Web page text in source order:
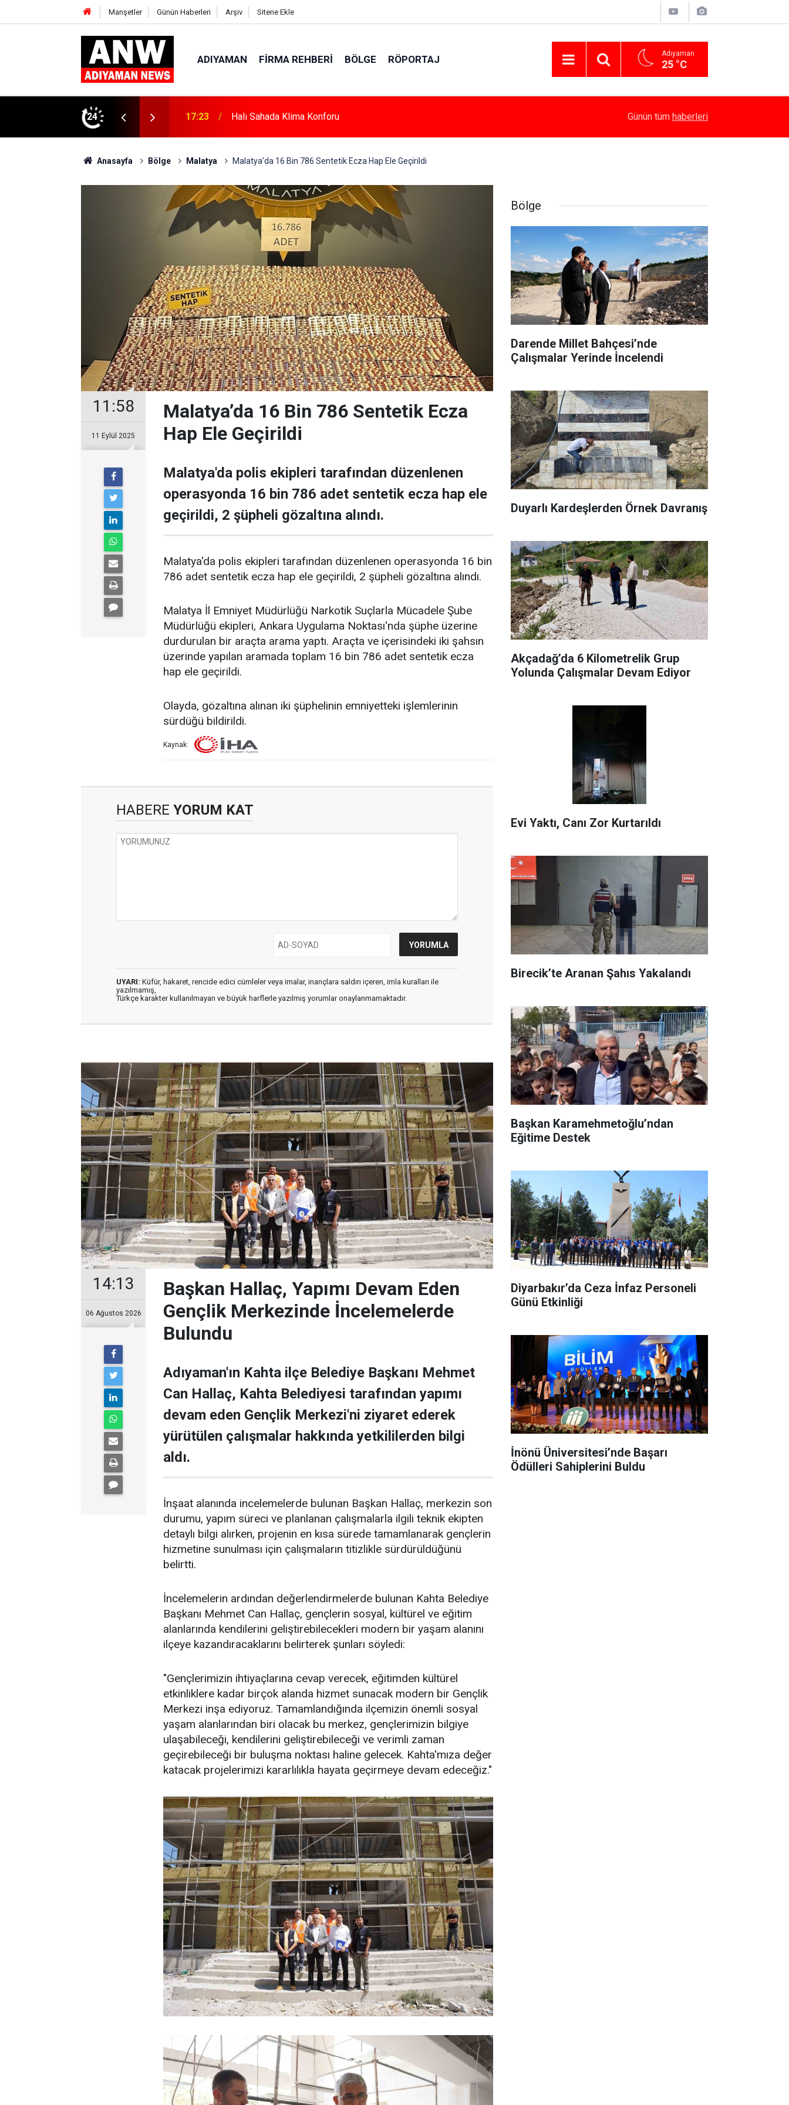
Manşetler Günün Haberleri Arşiv Sitene Ekle
ADIYAMAN FIRMA REHBERI BÖLGE RÖPORTAJ Adıyaman
25 °C
24 17:18 Depremde Azalan Derslik Sayısı Yeni Okullarla Arttı Kaymakam Algın, Kamu Yatırımlarını İnceledi
Günün tüm haberleri
Anasayfa Bölge Malatya Malatya’da 16 Bin 786 Sentetik Ecza Hap Ele Geçirildi
11:58
11 Eylül 2025
Malatya’da 16 Bin 786 Sentetik Ecza
Hap Ele Geçirildi
Malatya'da polis ekipleri tarafından düzenlenen
operasyonda 16 bin 786 adet sentetik ecza hap ele
geçirildi, 2 şüpheli gözaltına alındı.
Malatya'da polis ekipleri tarafından düzenlenen operasyonda 16 bin
786 adet sentetik ecza hap ele geçirildi, 2 şüpheli gözaltına alındı.
Malatya İl Emniyet Müdürlüğü Narkotik Suçlarla Mücadele Şube
Müdürlüğü ekipleri, Ankara Uygulama Noktası'nda şüphe üzerine
durdurulan bir araçta arama yaptı. Araçta ve içerisindeki iki şahsın
üzerinde yapılan aramada toplam 16 bin 786 adet sentetik ecza
hap ele geçirildi.
Olayda, gözaltına alınan iki şüphelinin emniyetteki işlemlerinin
sürdüğü bildirildi.
Kaynak:
HABERE YORUM KAT
UYARI: Küfür, hakaret, rencide edici cümleler veya imalar, inançlara saldırı içeren, imla kuralları ile
yazılmamış,
Türkçe karakter kullanılmayan ve büyük harflerle yazılmış yorumlar onaylanmamaktadır.
14:13
06 Ağustos 2026
Başkan Hallaç, Yapımı Devam Eden
Gençlik Merkezinde İncelemelerde
Bulundu
Adıyaman'ın Kahta ilçe Belediye Başkanı Mehmet
Can Hallaç, Kahta Belediyesi tarafından yapımı
devam eden Gençlik Merkezi'ni ziyaret ederek
yürütülen çalışmalar hakkında yetkililerden bilgi
aldı.
İnşaat alanında incelemelerde bulunan Başkan Hallaç, merkezin son
durumu, yapım süreci ve planlanan çalışmalarla ilgili teknik ekipten
detaylı bilgi alırken, projenin en kısa sürede tamamlanarak gençlerin
hizmetine sunulması için çalışmaların titizlikle sürdürüldüğünü
belirtti.
İncelemelerin ardından değerlendirmelerde bulunan Kahta Belediye
Başkanı Mehmet Can Hallaç, gençlerin sosyal, kültürel ve eğitim
alanlarında kendilerini geliştirebilecekleri modern bir yaşam alanını
ilçeye kazandıracaklarını belirterek şunları söyledi:
"Gençlerimizin ihtiyaçlarına cevap verecek, eğitimden kültürel
etkinliklere kadar birçok alanda hizmet sunacak modern bir Gençlik
Merkezi inşa ediyoruz. Tamamlandığında ilçemizin önemli sosyal
yaşam alanlarından biri olacak bu merkez, gençlerimizin bilgiye
ulaşabileceği, kendilerini geliştirebileceği ve verimli zaman
geçirebileceği bir buluşma noktası haline gelecek. Kahta'mıza değer
katacak projelerimizi kararlılıkla hayata geçirmeye devam edeceğiz."
Bölge
Darende Millet Bahçesi’nde
Çalışmalar Yerinde İncelendi
Duyarlı Kardeşlerden Örnek Davranış
Akçadağ’da 6 Kilometrelik Grup
Yolunda Çalışmalar Devam Ediyor
Evi Yaktı, Canı Zor Kurtarıldı
Birecik’te Aranan Şahıs Yakalandı
Başkan Karamehmetoğlu’ndan
Eğitime Destek
Diyarbakır’da Ceza İnfaz Personeli
Günü Etkinliği
İnönü Üniversitesi’nde Başarı
Ödülleri Sahiplerini Buldu